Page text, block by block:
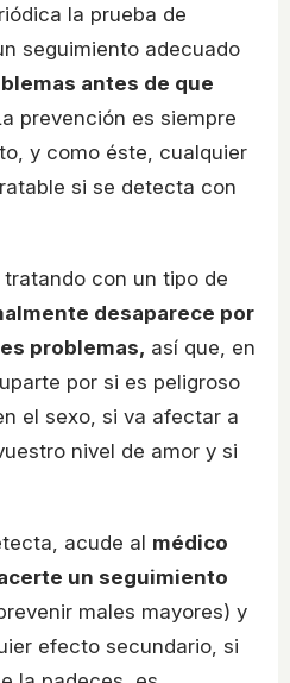
la prueba de
seguimiento adecuado
antes de que
prevención es siempre
y como éste, cualquier
si se detecta con
con un tipo de
desaparece por
problemas, así que, en
por si es peligroso
el sexo, si va afectar a
nivel de amor y si
acude al médico
un seguimiento
males mayores) y
efecto secundario, si